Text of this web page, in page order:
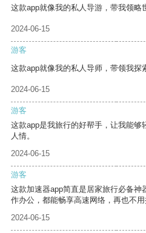
这款app就像我的私人导游，带我领略
2024-06-15
游客
这款app就像我的私人导师，带领我探
2024-06-15
游客
这款app是我旅行的好帮手，让我能
人情。
2024-06-15
游客
这款加速器app简直是居家旅行必备
作办公，都能畅享高速网络，再也不用
2024-06-15